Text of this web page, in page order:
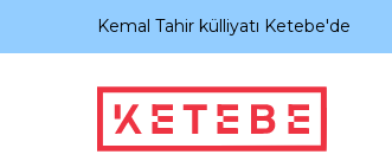
Kemal Tahir külliyatı Ketebe'de